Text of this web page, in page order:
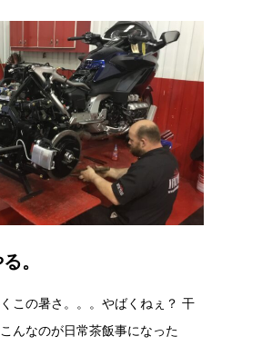
。
この暑さ。。。やばくねぇ？ 干
んなのが日常茶飯事になった